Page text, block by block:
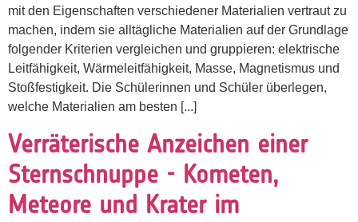
mit den Eigenschaften verschiedener Materialien vertraut zu
machen, indem sie alltägliche Materialien auf der Grundlage
folgender Kriterien vergleichen und gruppieren: elektrische
Leitfähigkeit, Wärmeleitfähigkeit, Masse, Magnetismus und
Stoßfestigkeit. Die Schülerinnen und Schüler überlegen,
welche Materialien am besten [...]
Verräterische Anzeichen einer
Sternschnuppe - Kometen,
Meteore und Krater im